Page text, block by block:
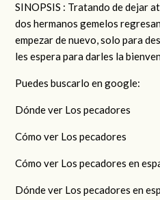
SINOPSIS : Tratando de dejar
dos hermanos gemelos
empezar de nuevo, solo para
les espera para darles la
Puedes buscarlo en google:
Dónde ver Los pecadores
Cómo ver Los pecadores
Cómo ver Los pecadores en
Dónde ver Los pecadores en